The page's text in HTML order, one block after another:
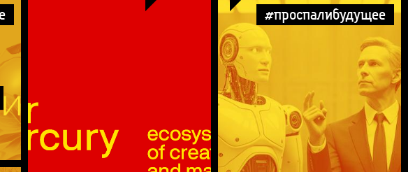
#проспалибудущее